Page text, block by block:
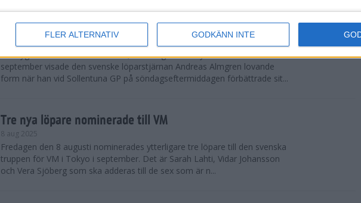
FLER ALTERNATIV GODKÄNN INTE
Svenskt rekord när Almgren testade VM-formen
En dryg månad före friidrotts-VM, som avgörs i Tokyo den 13-21
september visade den svenske löparstjärnan Andreas Almgren lovande
form när han vid Sollentuna GP på söndagseftermiddagen förbättrade sit...
Tre nya löpare nominerade till VM
8 aug 2025
Fredagen den 8 augusti nominerades ytterligare tre löpare till den svenska
truppen för VM i Tokyo i september. Det är Sarah Lahti, Vidar Johansson
och Vera Sjöberg som ska adderas till de sex som är n...